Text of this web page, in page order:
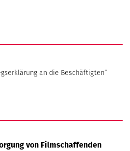
an die Beschäftigten“
von Filmschaffenden